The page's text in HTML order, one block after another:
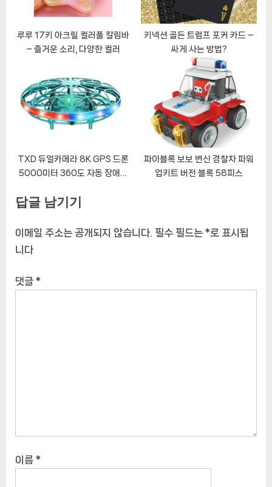
루루 17키 아크릴 컬러풀 칼림바
– 즐거운 소리, 다양한 컬러
키넥션 골든 트럼프 포커 카드 –
싸게 사는 방법?
TXD 듀얼카메라 8K GPS 드론
5000미터 360도 자동 장애물
파이블록 보보 변신 경찰차 파워
업키트 버전 블록 58피스
답글 남기기
이메일 주소는 공개되지 않습니다. 필수 필드는 *로 표시됩
니다
댓글 *
이름 *